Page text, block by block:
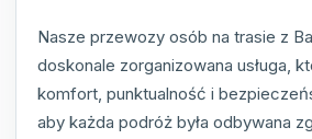
Nasze przewozy osób na trasie z
doskonale zorganizowana usługa,
komfort, punktualność i
aby każda podróż była odbywana